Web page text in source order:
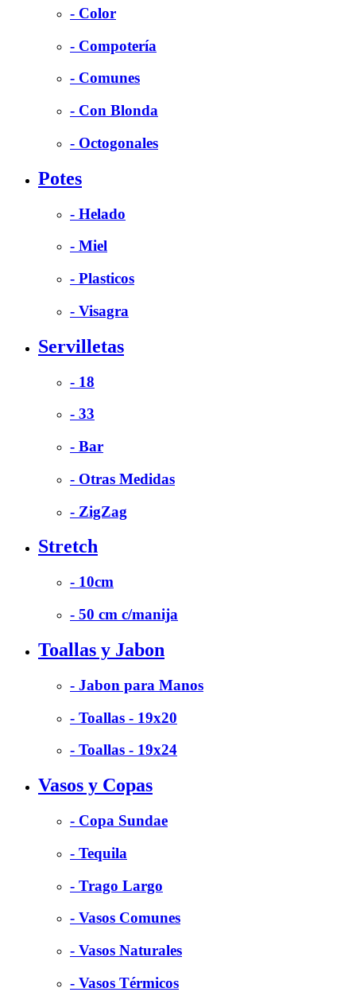
- Color
- Compotería
- Comunes
- Con Blonda
- Octogonales
Potes
- Helado
- Miel
- Plasticos
- Visagra
Servilletas
- 18
- 33
- Bar
- Otras Medidas
- ZigZag
Stretch
- 10cm
- 50 cm c/manija
Toallas y Jabon
- Jabon para Manos
- Toallas - 19x20
- Toallas - 19x24
Vasos y Copas
- Copa Sundae
- Tequila
- Trago Largo
- Vasos Comunes
- Vasos Naturales
- Vasos Térmicos